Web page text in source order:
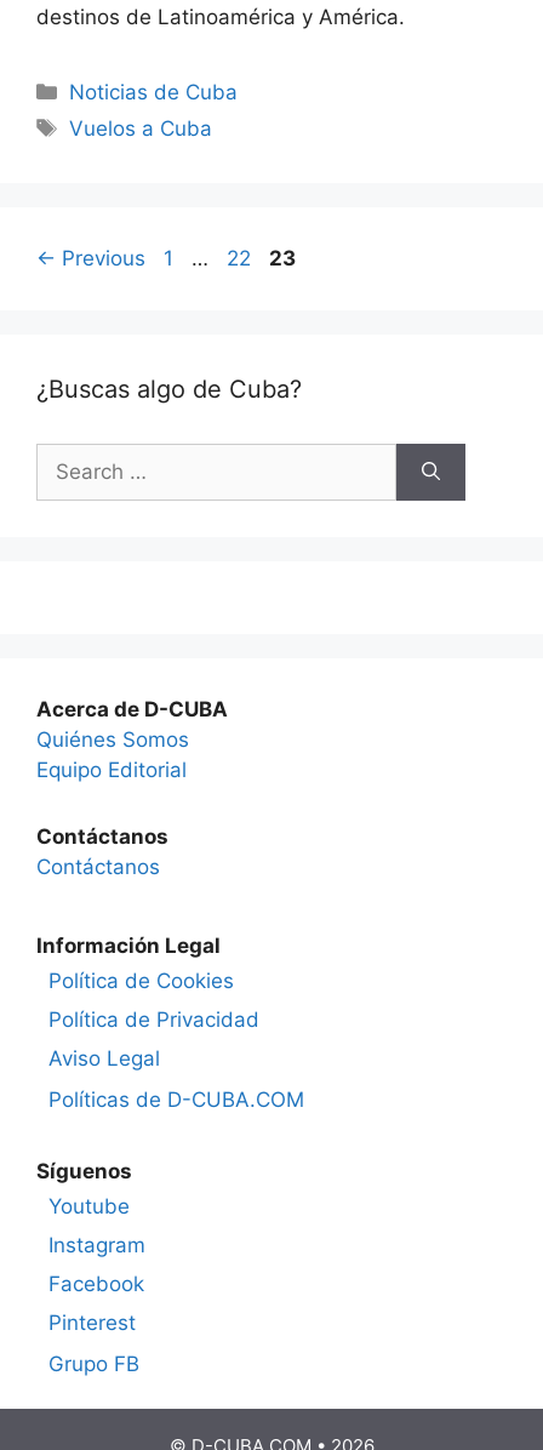
destinos de Latinoamérica y América.
Categories
Noticias de Cuba
Tags
Vuelos a Cuba
← Previous Page
1 … Page
22 Page
23
¿Buscas algo de Cuba?
for:
Acerca de D-CUBA
Quiénes Somos
Equipo Editorial
Contáctanos
Contáctanos
Información Legal
Política de Cookies
Política de Privacidad
Aviso Legal
Políticas de D-CUBA.COM
Síguenos
Youtube
Instagram
Facebook
Pinterest
Grupo FB